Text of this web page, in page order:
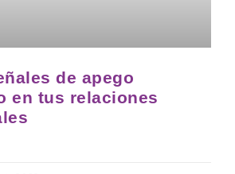
de apego
en tus relaciones